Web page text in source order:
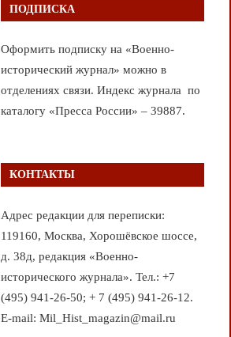
ПОДПИСКА
Оформить подписку на «Военно-
исторический журнал» можно в
отделениях связи. Индекс журнала по
каталогу «Пресса России» – 39887.
КОНТАКТЫ
Адрес редакции для переписки:
119160, Москва, Хорошёвское шоссе,
д. 38д, редакция «Военно-
исторического журнала». Тел.: +7
(495) 941-26-50; + 7 (495) 941-26-12.
E-mail: Mil_Hist_magazin@mail.ru